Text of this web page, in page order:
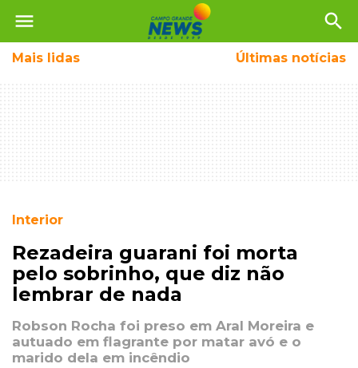
menu search
Mais lidas Últimas notícias
Interior
Rezadeira guarani foi morta
pelo sobrinho, que diz não
lembrar de nada
Robson Rocha foi preso em Aral Moreira e
autuado em flagrante por matar avó e o
marido dela em incêndio